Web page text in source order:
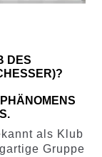
DES
als Klub
Gruppe